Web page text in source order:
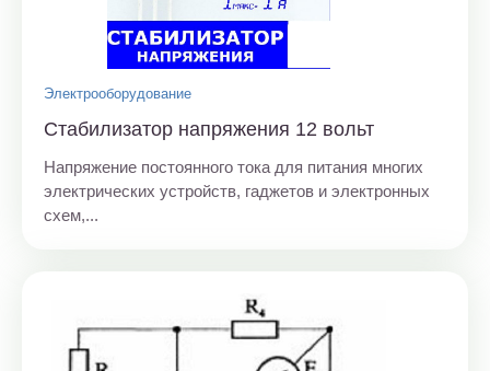
Электрооборудование
Стабилизатор напряжения 12 вольт
Напряжение постоянного тока для питания многих
электрических устройств, гаджетов и электронных
схем,...